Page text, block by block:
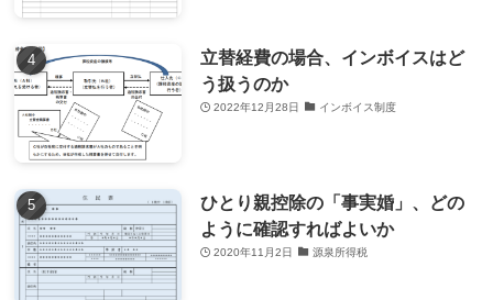
立替経費の場合、インボイスはど
う扱うのか
2022年12月28日 インボイス制度
ひとり親控除の「事実婚」、どの
ように確認すればよいか
2020年11月2日 源泉所得税